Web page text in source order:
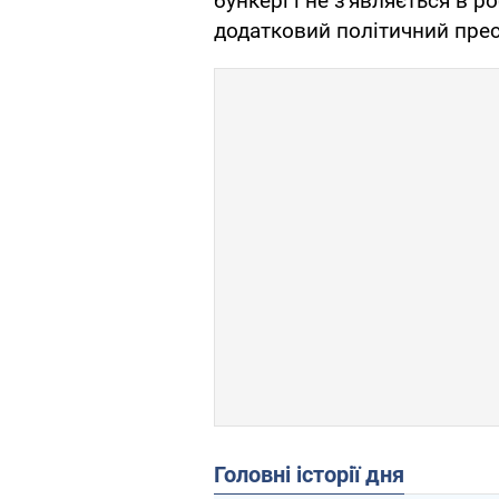
додатковий політичний
Головні історії дня